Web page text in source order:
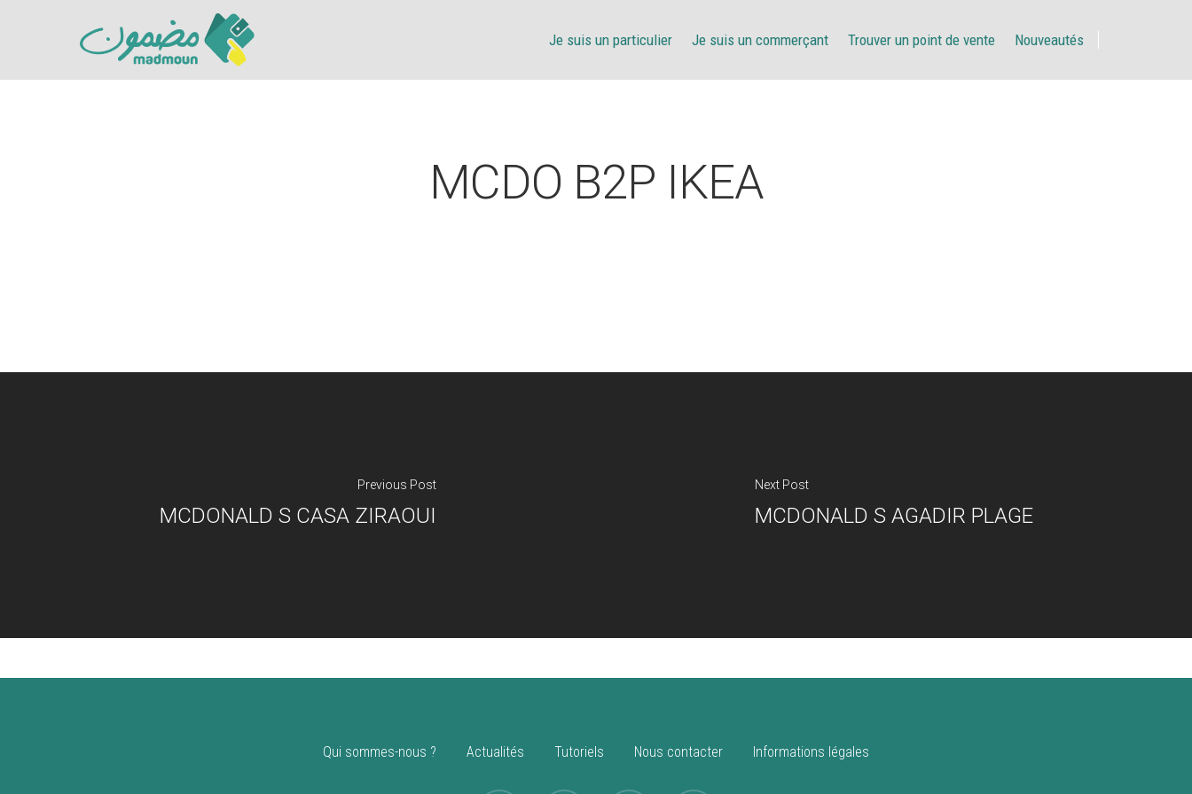
Je suis un particulier Je suis un commerçant Trouver un point de vente Nouveautés
MCDO B2P IKEA
Previous Post
MCDONALD S CASA ZIRAOUI
Next Post
MCDONALD S AGADIR PLAGE
Qui sommes-nous ? Actualités Tutoriels Nous contacter Informations légales